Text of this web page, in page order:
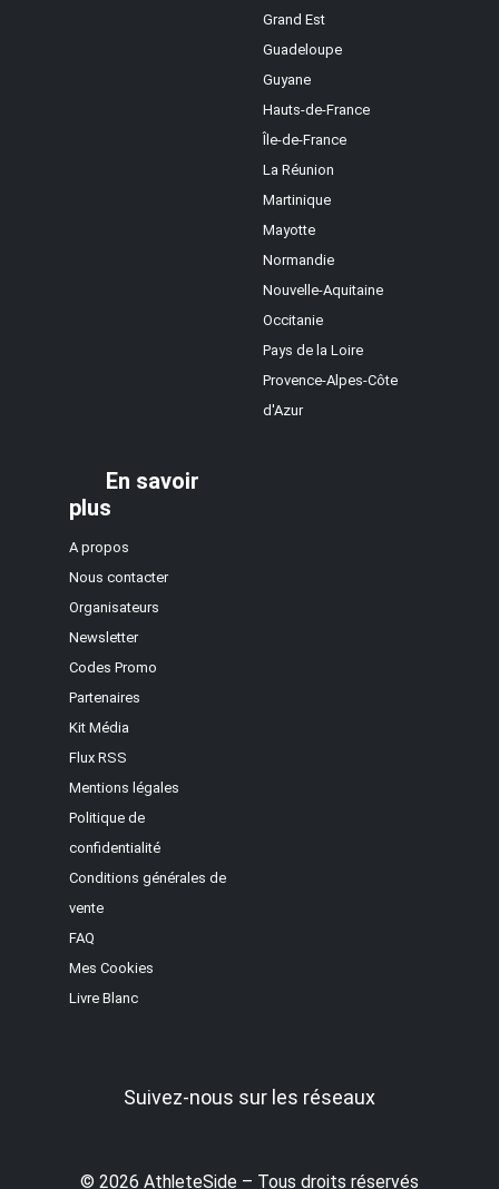
Grand Est
Guadeloupe
Guyane
Hauts-de-France
Île-de-France
La Réunion
Martinique
Mayotte
Normandie
Nouvelle-Aquitaine
Occitanie
Pays de la Loire
Provence-Alpes-Côte
d'Azur
En savoir
plus
A propos
Nous contacter
Organisateurs
Newsletter
Codes Promo
Partenaires
Kit Média
Flux RSS
Mentions légales
Politique de
confidentialité
Conditions générales de
vente
FAQ
Mes Cookies
Livre Blanc
Suivez-nous sur les réseaux
© 2026 AthleteSide – Tous droits réservés